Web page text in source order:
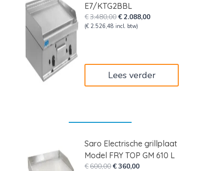
E7/KTG2BBL
€3.480,00Oorspronkelijke
prijs
€2.088,00Huidige
(€ 2.526,48 incl. btw)
Lees verder
Saro Electrische grillplaat
Model FRY TOP GM 610 L
€600,00Oorspronkelijke
€360,00Huidige